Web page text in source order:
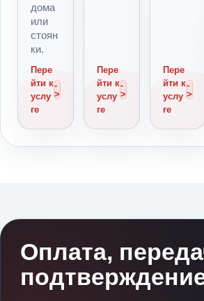
дома
или
стоян
ки.
Пере
йти к
услу
ге
Пере
йти к
услу
ге
Пере
йти к
услу
ге
Оплата,